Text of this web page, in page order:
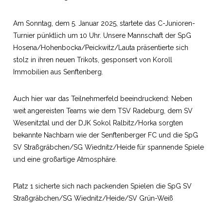
Am Sonntag, dem 5. Januar 2025, startete das C-Junioren-
Turnier pünktlich um 10 Uhr. Unsere Mannschaft der SpG
Hosena/Hohenbocka/Peickwitz/Lauta präsentierte sich
stolz in ihren neuen Trikots, gesponsert von Koroll
Immobilien aus Senftenberg.
Auch hier war das Teilnehmerfeld beeindruckend: Neben
weit angereisten Teams wie dem TSV Radeburg, dem SV
Wesenitztal und der DJK Sokol Ralbitz/Horka sorgten
bekannte Nachbarn wie der Senftenberger FC und die SpG
SV Straßgräbchen/SG Wiednitz/Heide für spannende Spiele
und eine großartige Atmosphäre.
Platz 1 sicherte sich nach packenden Spielen die SpG SV
Straßgräbchen/SG Wiednitz/Heide/SV Grün-Weiß